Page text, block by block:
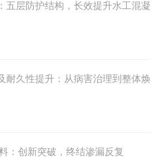
五层防护结构，长效提升水工混凝
耐久性提升：从病害治理到整体焕
：创新突破，终结渗漏反复